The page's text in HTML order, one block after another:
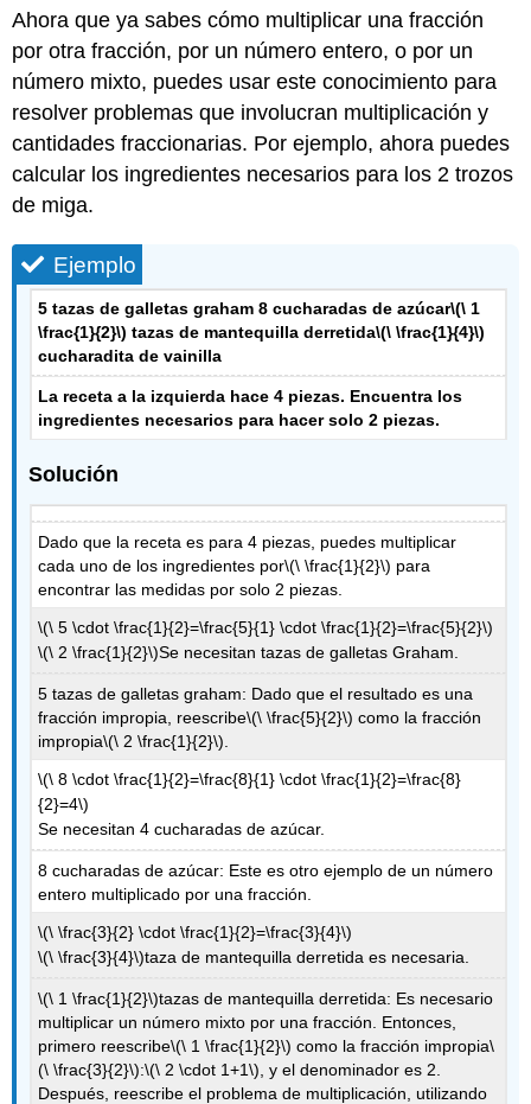
Ahora que ya sabes cómo multiplicar una fracción
por otra fracción, por un número entero, o por un
número mixto, puedes usar este conocimiento para
resolver problemas que involucran multiplicación y
cantidades fraccionarias. Por ejemplo, ahora puedes
calcular los ingredientes necesarios para los 2 trozos
de miga.
Ejemplo
5 tazas de galletas graham 8 cucharadas de azúcar\(\ 1
\frac{1}{2}\) tazas de mantequilla derretida\(\ \frac{1}{4}\)
cucharadita de vainilla
La receta a la izquierda hace 4 piezas. Encuentra los
ingredientes necesarios para hacer solo 2 piezas.
Solución
Dado que la receta es para 4 piezas, puedes multiplicar
cada uno de los ingredientes por\(\ \frac{1}{2}\) para
encontrar las medidas por solo 2 piezas.
\(\ 5 \cdot \frac{1}{2}=\frac{5}{1} \cdot \frac{1}{2}=\frac{5}{2}\)
\(\ 2 \frac{1}{2}\)Se necesitan tazas de galletas Graham.
5 tazas de galletas graham: Dado que el resultado es una
fracción impropia, reescribe\(\ \frac{5}{2}\) como la fracción
impropia\(\ 2 \frac{1}{2}\)
\(\ 8 \cdot \frac{1}{2}=\frac{8}{1} \cdot \frac{1}{2}=\frac{8}
{2}=4\)
Se necesitan 4 cucharadas de azúcar.
8 cucharadas de azúcar: Este es otro ejemplo de un número
entero multiplicado por una fracción.
\(\ \frac{3}{2} \cdot \frac{1}{2}=\frac{3}{4}\)
\(\ \frac{3}{4}\)taza de mantequilla derretida es necesaria.
\(\ 1 \frac{1}{2}\)tazas de mantequilla derretida: Es necesario
multiplicar un número mixto por una fracción. Entonces,
primero reescribe\(\ 1 \frac{1}{2}\) como la fracción impropia\
(\ \frac{3}{2}\):\(\ 2 \cdot 1+1\) , y el denominador es 2.
Después, reescribe el problema de multiplicación, utilizando